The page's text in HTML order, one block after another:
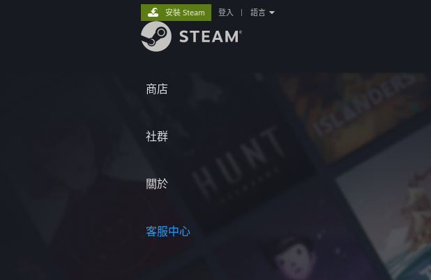
商店
社群
關於
客服中心
安裝 Steam 登入 語言